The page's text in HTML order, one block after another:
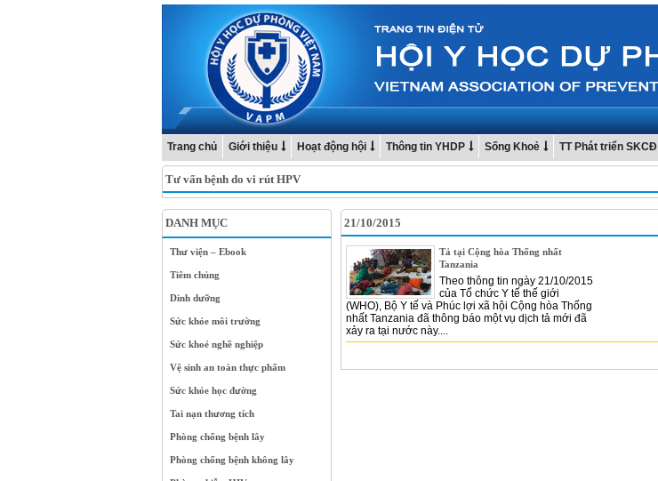
Trang chủ Giới thiệu Hoạt động hội Thông tin YHDP Sống Khoẻ TT Phát triển SKCĐ
Tư vấn bệnh do vi rút HPV
DANH MỤC
Thư viện – Ebook
Tiêm chủng
Dinh dưỡng
Sức khỏe môi trường
Sức khoẻ nghề nghiệp
Vệ sinh an toàn thực phẩm
Sức khỏe học đường
Tai nạn thương tích
Phòng chống bệnh lây
Phòng chống bệnh không lây
21/10/2015
Tả tại Cộng hòa Thống nhất
Tanzania
Theo thông tin ngày 21/10/2015
của Tổ chức Y tế thế giới
(WHO), Bộ Y tế và Phúc lợi xã hội Cộng hòa Thống
nhất Tanzania đã thông báo một vụ dịch tả mới đã
xảy ra tại nước này....